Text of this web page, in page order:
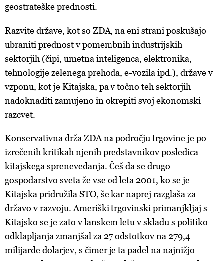
geostrateške prednosti.
Razvite države, kot so ZDA, na eni strani poskušajo
ubraniti prednost v pomembnih industrijskih
sektorjih (čipi, umetna inteligenca, elektronika,
tehnologije zelenega prehoda, e-vozila ipd.), države v
vzponu, kot je Kitajska, pa v točno teh sektorjih
nadoknaditi zamujeno in okrepiti svoj ekonomski
razcvet.
Konservativna drža ZDA na področju trgovine je po
izrečenih kritikah njenih predstavnikov posledica
kitajskega sprenevedanja. Češ da se drugo
gospodarstvo sveta že vse od leta 2001, ko se je
Kitajska pridružila STO, še kar naprej razglaša za
državo v razvoju. Ameriški trgovinski primanjkljaj s
Kitajsko se je zato v lanskem letu v skladu s politiko
odklapljanja zmanjšal za 27 odstotkov na 279,4
milijarde dolarjev, s čimer je ta padel na najnižjo